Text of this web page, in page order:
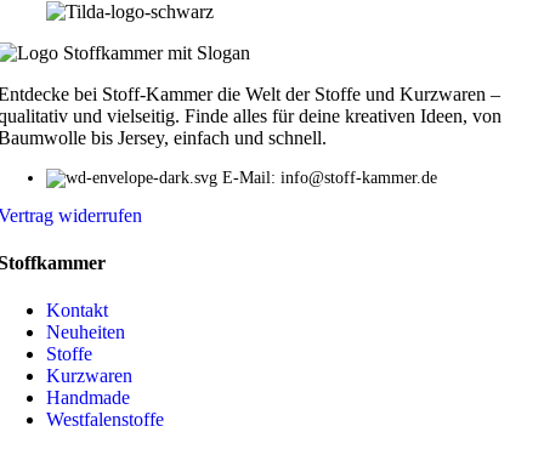
bei Stoff-Kammer die Welt der Stoffe und Kurzwaren –
und vielseitig. Finde alles für deine kreativen Ideen, von
bis Jersey, einfach und schnell.
E-Mail: info@stoff-kammer.de
widerrufen
Kontakt
Neuheiten
Stoffe
Kurzwaren
Handmade
Westfalenstoffe